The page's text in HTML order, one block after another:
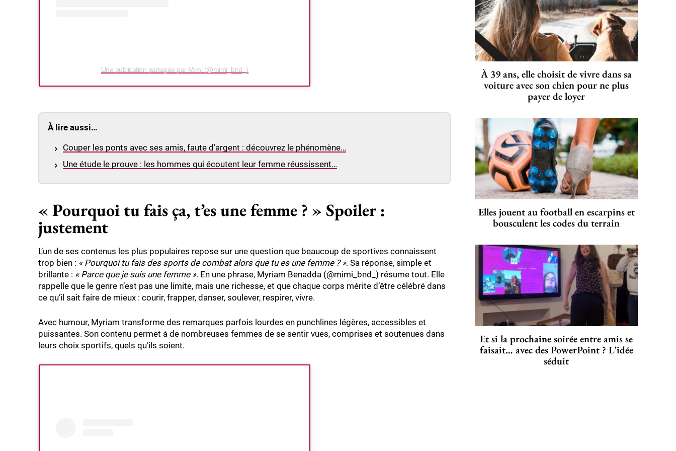
Une publication partagée par Mimi (@mimi_bnd_)
À lire aussi…
Couper les ponts avec ses amis, faute d’argent : découvrez le phénomène…
Une étude le prouve : les hommes qui écoutent leur femme réussissent…
« Pourquoi tu fais ça, t’es une femme ? » Spoiler :
justement
L’un de ses contenus les plus populaires repose sur une question que beaucoup de sportives connaissent
trop bien : « Pourquoi tu fais des sports de combat alors que tu es une femme ? ». Sa réponse, simple et
brillante : « Parce que je suis une femme ». En une phrase, Myriam Benadda (@mimi_bnd_) résume tout. Elle
rappelle que le genre n’est pas une limite, mais une richesse, et que chaque corps mérite d’être célébré dans
ce qu’il sait faire de mieux : courir, frapper, danser, soulever, respirer, vivre.
Avec humour, Myriam transforme des remarques parfois lourdes en punchlines légères, accessibles et
puissantes. Son contenu permet à de nombreuses femmes de se sentir vues, comprises et soutenues dans
leurs choix sportifs, quels qu’ils soient.
À 39 ans, elle choisit de vivre dans sa
voiture avec son chien pour ne plus
payer de loyer
Elles jouent au football en escarpins et
bousculent les codes du terrain
Et si la prochaine soirée entre amis se
faisait… avec des PowerPoint ? L’idée
séduit